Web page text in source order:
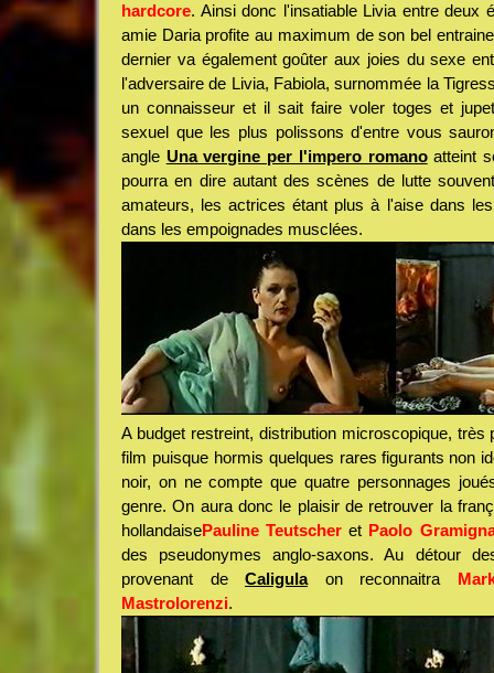
hardcore. Ainsi donc l'insatiable Livia entre deux
amie Daria profite au maximum de son bel
dernier va également goûter aux joies du sexe
l'adversaire de Livia, Fabiola, surnommée la
un connaisseur et il sait faire voler toges et
sexuel que les plus polissons d'entre vous
angle Una vergine per l'impero romanoatteint
pourra en dire autant des scènes de lutte
amateurs, les actrices étant plus à l'aise dans
dans les empoignades musclées.
A budget restreint, distribution microscopique, très
film puisque hormis quelques rares figurants non
noir, on ne compte que quatre personnages
genre. On aura donc le plaisir de retrouver la
hollandaisePauline Teutscher et Paolo
des pseudonymes anglo-saxons. Au détour
provenant de Caligulaon reconnaitra
Mastrolorenzi.